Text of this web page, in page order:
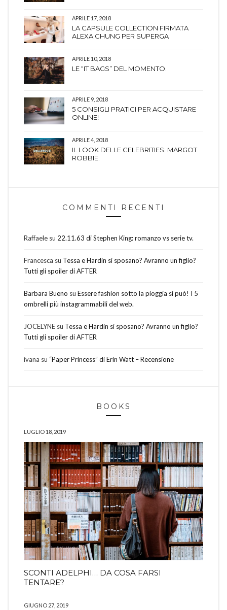
APRILE 17, 2018
LA CAPSULE COLLECTION FIRMATA
ALEXA CHUNG PER SUPERGA
APRILE 10, 2018
LE “IT BAGS” DEL MOMENTO.
APRILE 9, 2018
5 CONSIGLI PRATICI PER ACQUISTARE
ONLINE!
APRILE 4, 2018
IL LOOK DELLE CELEBRITIES: MARGOT
ROBBIE.
COMMENTI RECENTI
Raffaele su 22.11.63 di Stephen King: romanzo vs serie tv.
Francesca su Tessa e Hardin si sposano? Avranno un figlio?
Tutti gli spoiler di AFTER
Barbara Bueno su Essere fashion sotto la pioggia si può! I 5
ombrelli più instagrammabili del web.
JOCELYNE su Tessa e Hardin si sposano? Avranno un figlio?
Tutti gli spoiler di AFTER
ivana su “Paper Princess” di Erin Watt – Recensione
BOOKS
LUGLIO 18, 2019
SCONTI ADELPHI… DA COSA FARSI
TENTARE?
GIUGNO 27, 2019